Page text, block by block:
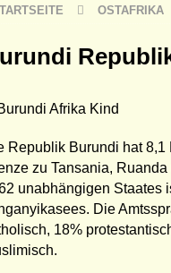
OSTAFRIKA
Republik Burundi hat
zu Tansania,
unabhängigen Staates
Die
18%